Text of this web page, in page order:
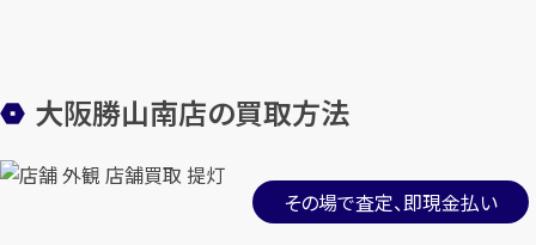
大阪勝山南店の買取方法
その場で査定、即現金払い